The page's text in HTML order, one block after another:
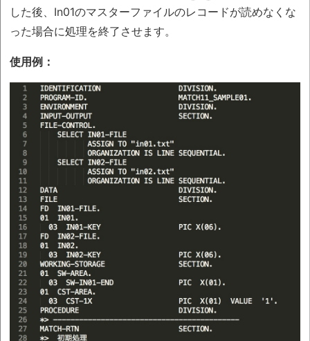
した後、In01のマスターファイルのレコードが読めなくな
った場合に処理を終了させます。
使用例：